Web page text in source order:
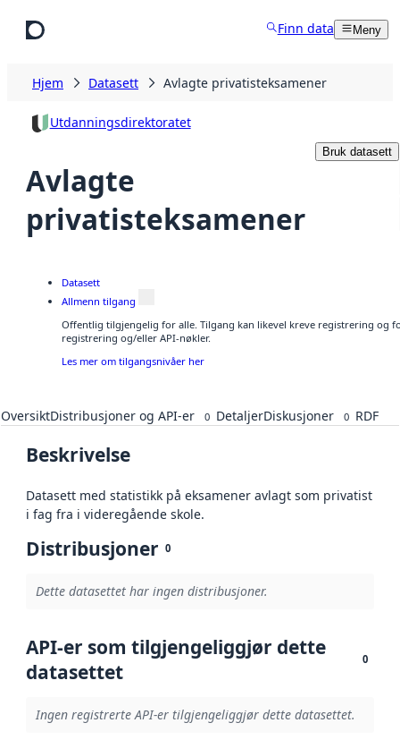
Finn data Meny
Hjem Datasett Avlagte privatisteksamener
Utdanningsdirektoratet
Avlagte
privatisteksamener
Bruk datasett
Datasett
Allmenn tilgang
Offentlig tilgjengelig for alle. Tilgang kan likevel kreve registrering og
registrering og/eller API-nøkler.
Les mer om tilgangsnivåer her
OversiktDistribusjoner og API-er 0 DetaljerDiskusjoner 0 RDF
Beskrivelse
Datasett med statistikk på eksamener avlagt som privatist
i fag fra i videregående skole.
Distribusjoner 0
Dette datasettet har ingen distribusjoner.
API-er som tilgjengeliggjør dette
datasettet
0
Ingen registrerte API-er tilgjengeliggjør dette datasettet.